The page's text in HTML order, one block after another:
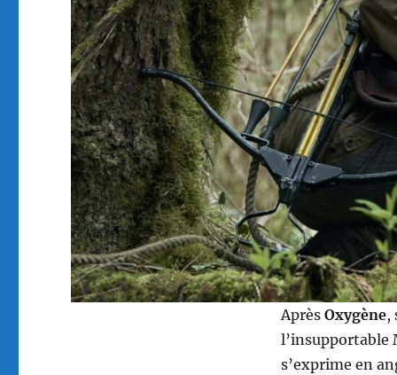
Après Oxygène,
l’insupportable
s’exprime en